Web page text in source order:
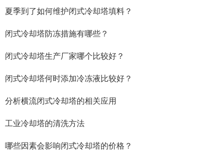
夏季到了如何维护闭式冷却塔填料？
闭式冷却塔防冻措施有哪些？
闭式冷却塔生产厂家哪个比较好？
闭式冷却塔何时添加冷冻液比较好？
分析横流闭式冷却塔的相关应用
工业冷却塔的清洗方法
哪些因素会影响闭式冷却塔的价格？